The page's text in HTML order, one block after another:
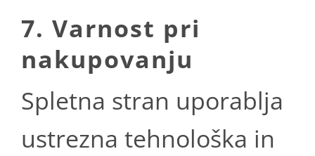
7. Varnost pri
nakupovanju
Spletna stran uporablja
ustrezna tehnološka in